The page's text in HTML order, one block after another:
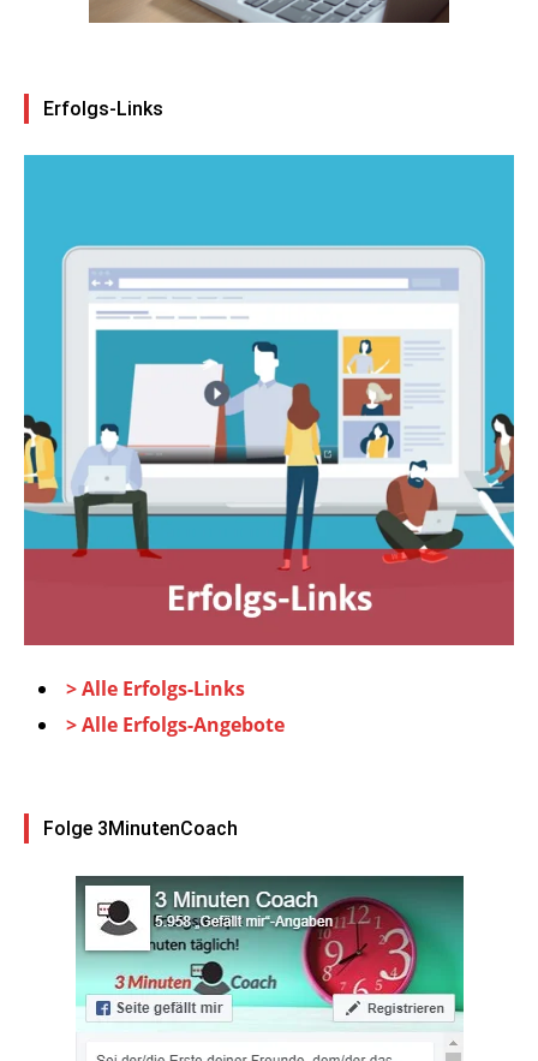
Erfolgs-Links
> Alle Erfolgs-Links
> Alle Erfolgs-Angebote
Folge 3MinutenCoach